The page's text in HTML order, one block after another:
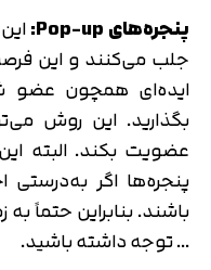
پنجره‌های Pop-up:
جلب می‌کنند و این
ایده‌ای همچون عضو
بگذارید. این روش
عضویت بکند. البته
پنجره‌ها اگر به‌درستی
باشند. بنابراین حتماً
… توجه داشته باشید.